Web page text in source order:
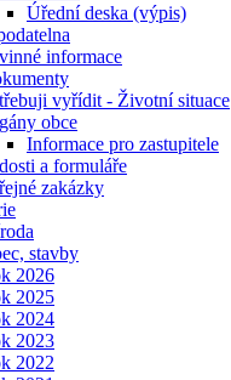
Úřední deska (výpis)
informace
vyřídit - Životní situace
obce
Informace pro zastupitele
a formuláře
zakázky
stavby
2026
2025
2024
2023
2022